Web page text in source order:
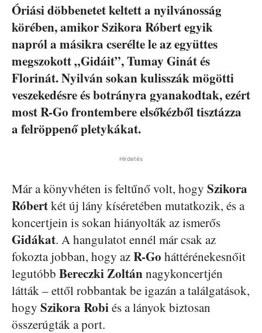
Óriási döbbenetet keltett a nyilvánosság
körében, amikor Szikora Róbert egyik
napról a másikra cserélte le az együttes
megszokott „Gidáit”, Tumay Ginát és
Florinát. Nyilván sokan kulisszák mögötti
veszekedésre és botrányra gyanakodtak, ezért
most R-Go frontembere elsőkézből tisztázza
a felröppenő pletykákat.
Hirdetés
Már a könyvhéten is feltűnő volt, hogy Szikora
Róbertkét új lány kíséretében mutatkozik, és a
koncertjein is sokan hiányolták az ismerős
Gidákat. A hangulatot ennél már csak az
fokozta jobban, hogy azR-Go háttérénekesnőit
legutóbb Bereczki Zoltánnagykoncertjén
látták – ettől robbantak be igazán a találgatások,
hogy Szikora Robiés a lányok biztosan
összerúgták a port.